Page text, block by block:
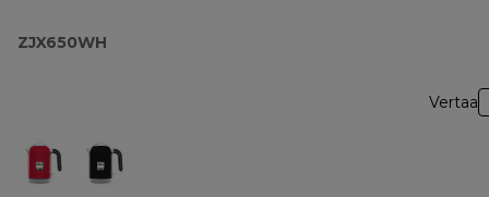
ZJX650WH
Vertaa